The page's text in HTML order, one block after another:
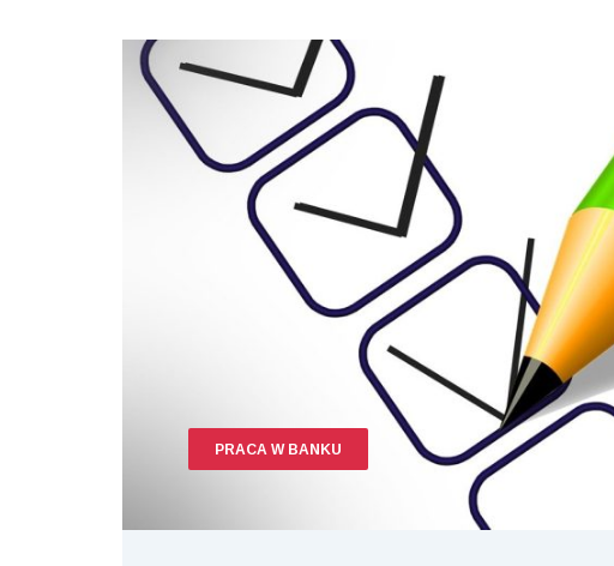
PRACA W BANKU